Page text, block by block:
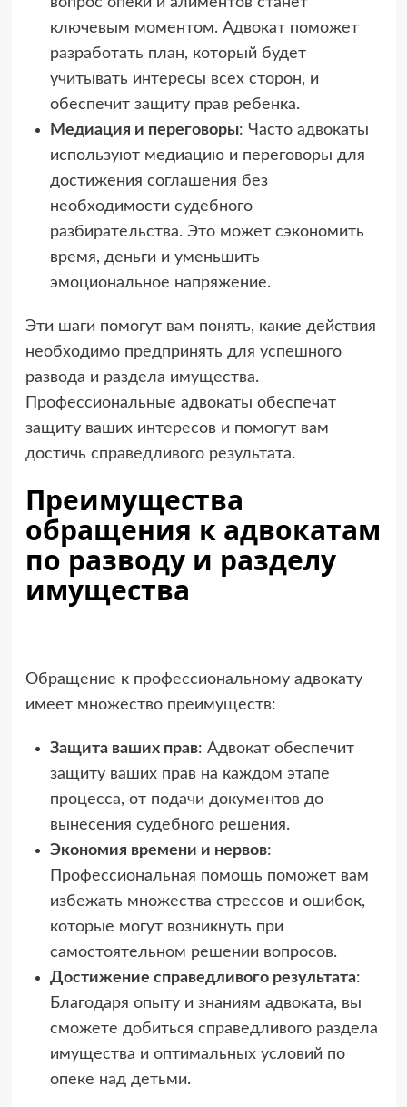
ключевым моментом. Адвокат поможет
разработать план, который будет
учитывать интересы всех сторон, и
обеспечит защиту прав ребенка.
Медиация и переговоры: Часто адвокаты
используют медиацию и переговоры для
достижения соглашения без
необходимости судебного
разбирательства. Это может сэкономить
время, деньги и уменьшить
эмоциональное напряжение.
Эти шаги помогут вам понять, какие действия
необходимо предпринять для успешного
развода и раздела имущества.
Профессиональные адвокаты обеспечат
защиту ваших интересов и помогут вам
достичь справедливого результата.
Преимущества
обращения к адвокатам
по разводу и разделу
имущества
Обращение к профессиональному адвокату
имеет множество преимуществ:
Защита ваших прав: Адвокат обеспечит
защиту ваших прав на каждом этапе
процесса, от подачи документов до
вынесения судебного решения.
Экономия времени и нервов:
Профессиональная помощь поможет вам
избежать множества стрессов и ошибок,
которые могут возникнуть при
самостоятельном решении вопросов.
Достижение справедливого результата:
Благодаря опыту и знаниям адвоката, вы
сможете добиться справедливого раздела
имущества и оптимальных условий по
опеке над детьми.